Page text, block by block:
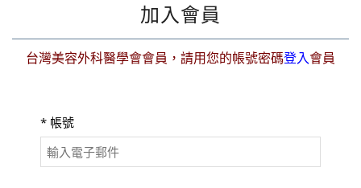
加入會員
台灣美容外科醫學會會員，請用您的帳號密碼登入會員
* 帳號